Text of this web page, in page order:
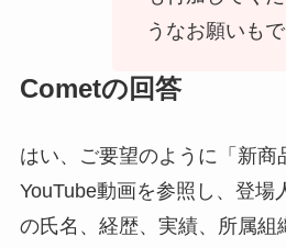
うなお願いも
Cometの回答
はい、ご要望のように「新商
YouTube動画を参照し、登場
の氏名、経歴、実績、所属組